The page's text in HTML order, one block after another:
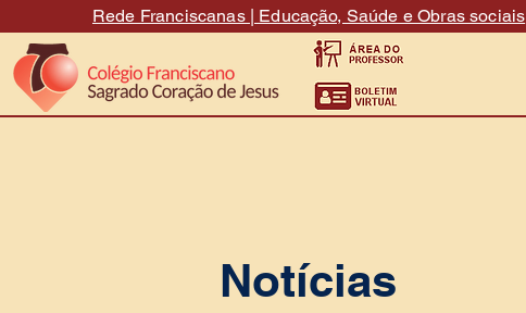
Rede Franciscanas | Educação, Saúde e Obras sociais
Notícias